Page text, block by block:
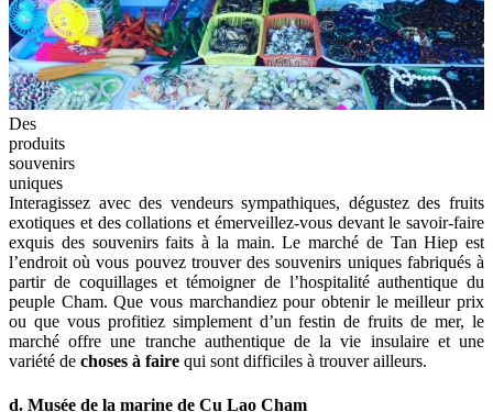
Des
produits
souvenirs
uniques
Interagissez avec des vendeurs sympathiques, dégustez des fruits
exotiques et des collations et émerveillez-vous devant le savoir-faire
exquis des souvenirs faits à la main. Le marché de Tan Hiep est
l’endroit où vous pouvez trouver des souvenirs uniques fabriqués à
partir de coquillages et témoigner de l’hospitalité authentique du
peuple Cham. Que vous marchandiez pour obtenir le meilleur prix
ou que vous profitiez simplement d’un festin de fruits de mer, le
marché offre une tranche authentique de la vie insulaire et une
variété de choses à faire qui sont difficiles à trouver ailleurs.
d. Musée de la marine de Cu Lao Cham